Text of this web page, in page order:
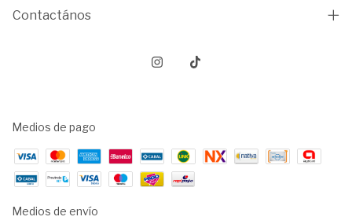
Contactános
Medios de pago
Medios de envío